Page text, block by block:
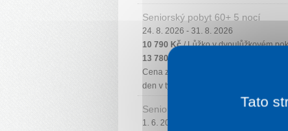
Seniorský pobyt 60+ 5 nocí
24. 8. 2026 - 31. 8. 2026
10 790 Kč/ Lůžko v dvoulůžkovém
13 780 Kč
Cena za osobu / 5 nocí s plnou penzí
den v týdnu.
Seniorský pobyt 60+ 6 nocí
1. 6. 2026 - 21. 8. 2026
Tato